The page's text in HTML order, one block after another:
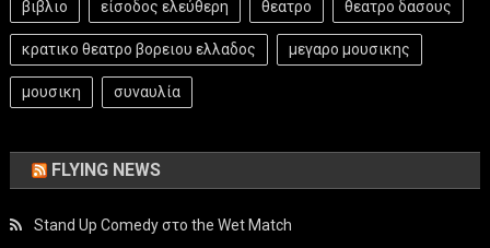
βιβλιο είσοδος ελεύθερη θεατρο θεατρο δασους
κρατικο θεατρο βορειου ελλαδος μεγαρο μουσικης
μουσικη συναυλία
FLYING NEWS
Stand Up Comedy στο the Wet Match